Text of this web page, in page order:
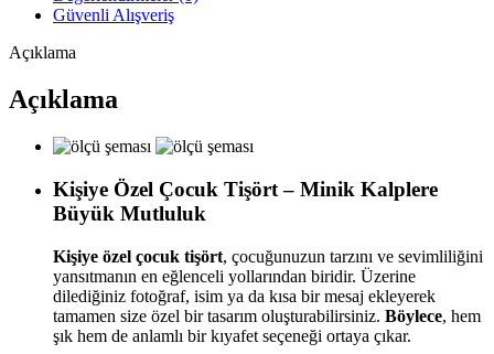
Güvenli Alışveriş
Açıklama
Açıklama
Kişiye Özel Çocuk Tişört – Minik Kalplere
Büyük Mutluluk
Kişiye özel çocuk tişört, çocuğunuzun tarzını ve sevimliliğini
yansıtmanın en eğlenceli yollarından biridir. Üzerine
dilediğiniz fotoğraf, isim ya da kısa bir mesaj ekleyerek
tamamen size özel bir tasarım oluşturabilirsiniz. Böylece, hem
şık hem de anlamlı bir kıyafet seçeneği ortaya çıkar.